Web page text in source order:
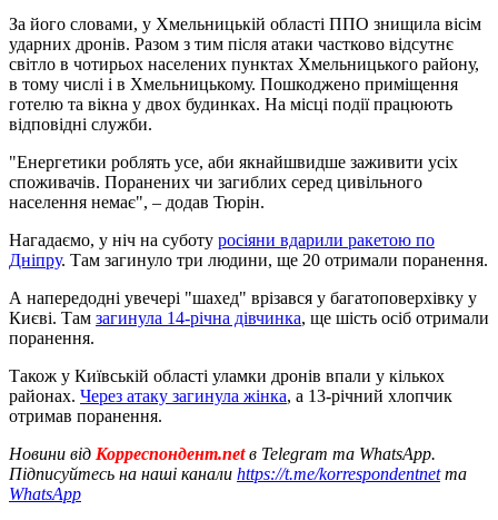
За його словами, у Хмельницькій області ППО знищила вісім
ударних дронів. Разом з тим після атаки частково відсутнє
світло в чотирьох населених пунктах Хмельницького району,
в тому числі і в Хмельницькому. Пошкоджено приміщення
готелю та вікна у двох будинках. На місці події працюють
відповідні служби.
"Енергетики роблять усе, аби якнайшвидше заживити усіх
споживачів. Поранених чи загиблих серед цивільного
населення немає", – додав Тюрін.
Нагадаємо, у ніч на суботу росіяни вдарили ракетою по
Дніпру. Там загинуло три людини, ще 20 отримали поранення.
А напередодні увечері "шахед" врізався у багатоповерхівку у
Києві. Там загинула 14-річна дівчинка, ще шість осіб отримали
поранення.
Також у Київській області уламки дронів впали у кількох
районах. Через атаку загинула жінка, а 13-річний хлопчик
отримав поранення.
Новини від Корреспондент.netв Telegram та WhatsApp.
Підписуйтесь на наші канали https://t.me/korrespondentnetта
WhatsApp